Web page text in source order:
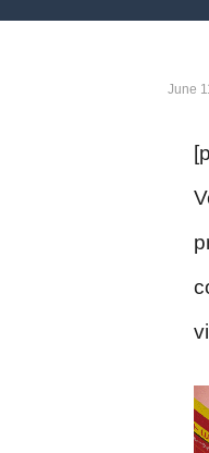
June